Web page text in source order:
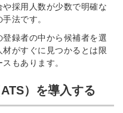
採用人数が少数で明確な
法です。
録者の中から候補者を選
がすぐに見つかるとは限
もあります。
）を導入する